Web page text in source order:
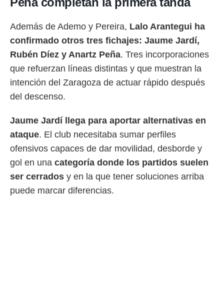
Además de Ademo y Pereira, Lalo Arantegui ha
confirmado otros tres fichajes: Jaume Jardí,
Rubén Díez y Anartz Peña. Tres incorporaciones
que refuerzan líneas distintas y que muestran la
intención del Zaragoza de actuar rápido después
del descenso.
Jaume Jardí llega para aportar alternativas en
ataque. El club necesitaba sumar perfiles
ofensivos capaces de dar movilidad, desborde y
gol en una categoría donde los partidos suelen
ser cerrados y en la que tener soluciones arriba
puede marcar diferencias.